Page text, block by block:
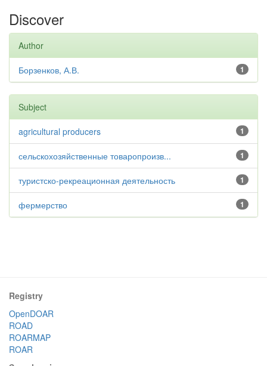
Discover
Author
1
Борзенков, А.В.
Subject
1
agricultural producers
1
сельскохозяйственные товаропроизв...
1
туристско-рекреационная деятельность
1
фермерство
Registry
OpenDOAR
ROAD
ROARMAP
ROAR